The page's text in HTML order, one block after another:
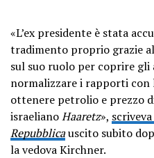
«L’ex presidente è stata
tradimento proprio grazie
sul suo ruolo per coprire
normalizzare i rapporti con
ottenere petrolio e prezzo
israelianoHaaretz»,
Repubblicauscito subito
la vedova Kirchner.